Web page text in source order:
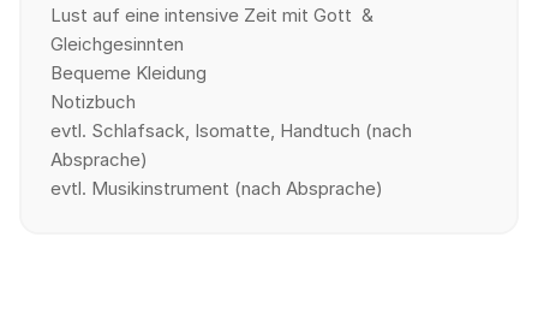
Lust auf eine intensive Zeit mit Gott &
Gleichgesinnten
Bequeme Kleidung
Notizbuch
evtl. Schlafsack, Isomatte, Handtuch (nach
Absprache)
evtl. Musikinstrument (nach Absprache)